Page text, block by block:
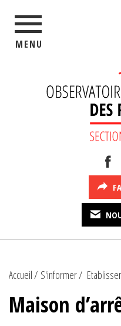
MENU
Accueil S'informer
Maison